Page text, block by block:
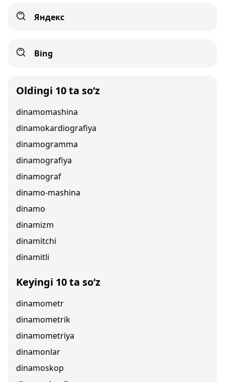
Яндекс
Bing
Oldingi 10 ta so‘z
dinamomashina
dinamokardiografiya
dinamogramma
dinamografiya
dinamograf
dinamo-mashina
dinamo
dinamizm
dinamitchi
dinamitli
Keyingi 10 ta so‘z
dinamometr
dinamometrik
dinamometriya
dinamonlar
dinamoskop